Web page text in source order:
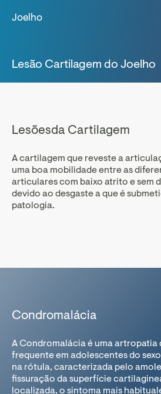
Joelho
Lesão Cartilagem do Joelho
Lesõesda Cartilagem
A cartilagem que reveste a
uma boa mobilidade entre as
articulares com baixo atrito e sem
devido ao desgaste a que é
patologia.
Condromalácia
A Condromalácia é uma artropatia
frequente em adolescentes do
na rótula, caracterizada pelo
fissuração da superfí­cie
localizada, o sintoma mais